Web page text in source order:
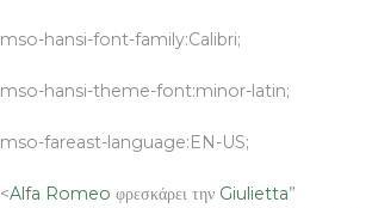
mso-hansi-font-family:Calibri;
mso-hansi-theme-font:minor-latin;
mso-fareast-language:EN-US;
<Alfa Romeo φρεσκάρει την Giulietta”